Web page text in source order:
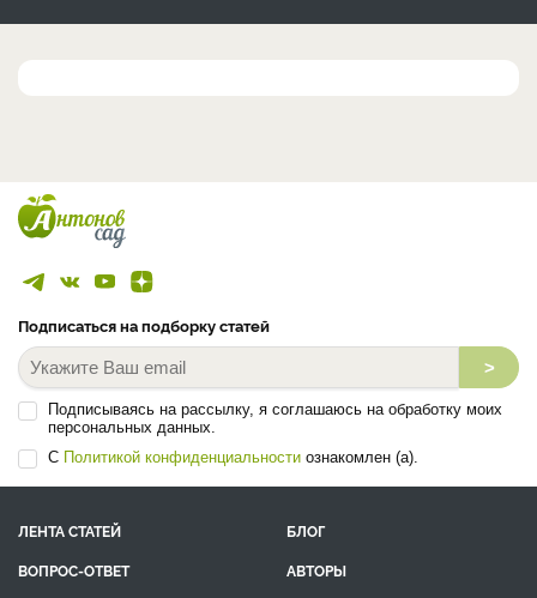
Подписаться на подборку статей
>
Подписываясь на рассылку, я соглашаюсь на обработку моих
персональных данных.
С Политикой конфиденциальности ознакомлен (а).
ЛЕНТА СТАТЕЙ
БЛОГ
ВОПРОС-ОТВЕТ
АВТОРЫ